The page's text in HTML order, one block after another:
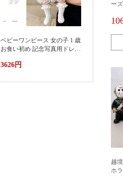
ベビーワンピース 女の子 1 歳
お食い初め 記念写真用ドレス
周礼服裙子婴儿夏装连衣裙蛋
3626円
ー
越
ホ